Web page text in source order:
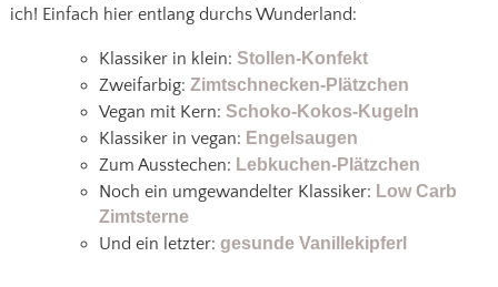
ich! Einfach hier entlang durchs Wunderland:
Klassiker in klein: Stollen-Konfekt
Zweifarbig: Zimtschnecken-Plätzchen
Vegan mit Kern: Schoko-Kokos-Kugeln
Klassiker in vegan: Engelsaugen
Zum Ausstechen: Lebkuchen-Plätzchen
Noch ein umgewandelter Klassiker: Low Carb
Zimtsterne
Und ein letzter: gesunde Vanillekipferl